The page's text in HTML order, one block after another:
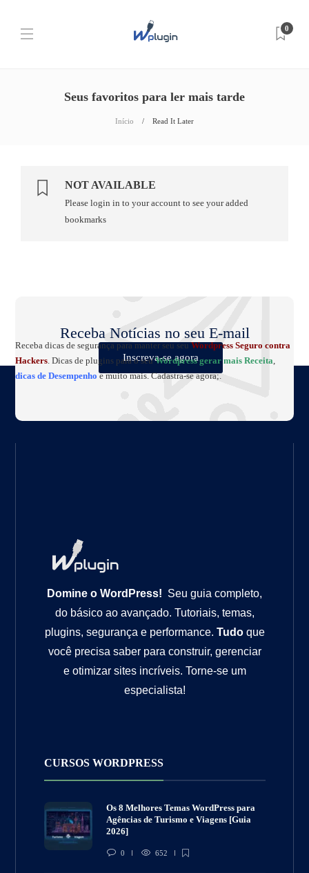
0
Seus favoritos para ler mais tarde
Início Read It Later
NOT AVAILABLE
Please login in to your account to see your added
bookmarks
Receba Notícias no seu E-mail
Inscreva-se agora
Receba dicas de segurança para manter seu seuWordpress Seguro contra
Hackers. Dicas de plugins para o seuWordpress gerar mais Receita,
dicas de Desempenho e muito mais. Cadastra-se agora;.
Domine o WordPress! Seu guia completo,
do básico ao avançado. Tutoriais, temas,
plugins, segurança e performance. Tudoque
você precisa saber para construir, gerenciar
e otimizar sites incríveis. Torne-se um
especialista!
CURSOS WORDPRESS
Os 8 Melhores Temas WordPress para
Agências de Turismo e Viagens [Guia
2026]
0 652